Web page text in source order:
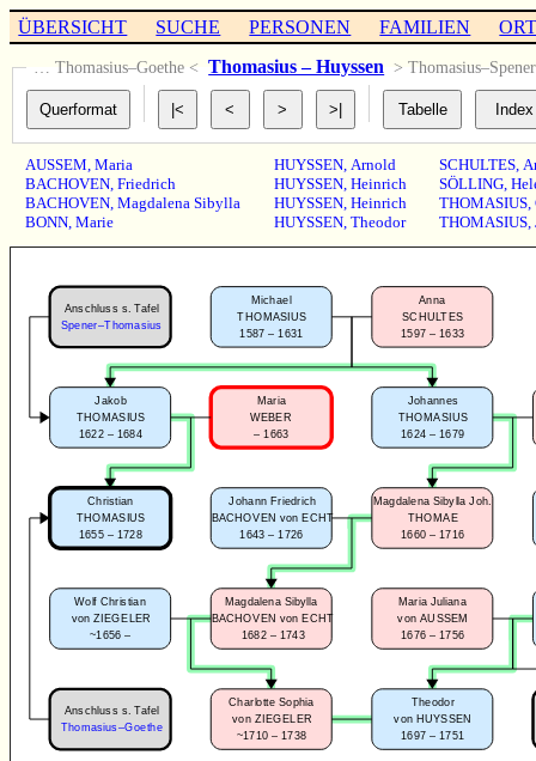
ÜBERSICHT SUCHE PERSONEN FAMILIEN
… Thomasius–Goethe < Thomasius – Huyssen >
AUSSEM,Maria
BACHOVEN,Friedrich
BACHOVEN,Magdalena Sibylla
BONN,Marie
HUYSSEN, Arnold
HUYSSEN, Heinrich
HUYSSEN, Heinrich
HUYSSEN, Theodor
SCHULTES,
SÖLLING,
THOMASIUS,
THOMASIUS,
Anschluss s. Tafel
Spener–Thomasius
Jakob
THOMASIUS
1622 – 1684
Maria
WEBER
–1663
Christian
THOMASIUS
1655 – 1728
Anschluss s. Tafel
Thomasius–Goethe
Michael
THOMASIUS
1587 – 1631
Anna
SCHULTES
1597 – 1633
Johannes
THOMASIUS
1624 – 1679
Johann Friedrich
BACHOVEN von ECHT
1643 – 1726
Magdalena Sibylla Joh.
THOMAE
1660 – 1716
Wolf Christian
von ZIEGELER
~1656 –
Magdalena Sibylla
BACHOVEN von ECHT
1682 – 1743
Theodor
von HUYSSEN
1697 – 1751
Charlotte Sophia
von ZIEGELER
~1710 – 1738
Maria Juliana
von AUSSEM
1676 – 1756